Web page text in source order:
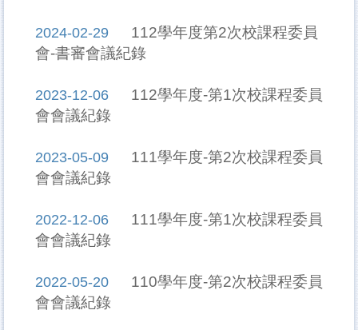
2024-02-29
112學年度第2次校課程委員
會-書審會議紀錄
2023-12-06
112學年度-第1次校課程委員
會會議紀錄
2023-05-09
111學年度-第2次校課程委員
會會議紀錄
2022-12-06
111學年度-第1次校課程委員
會會議紀錄
2022-05-20
110學年度-第2次校課程委員
會會議紀錄